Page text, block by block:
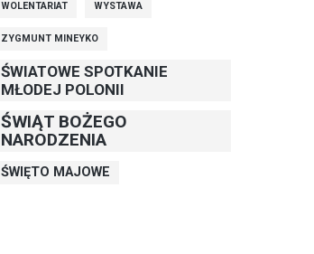
WOLENTARIAT WYSTAWA
ZYGMUNT MINEYKO
ŚWIATOWE SPOTKANIE
MŁODEJ POLONII
ŚWIĄT BOŻEGO
NARODZENIA
ŚWIĘTO MAJOWE